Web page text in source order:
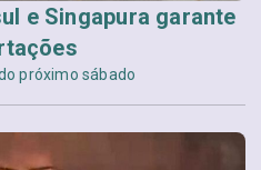
e Singapura garante
próximo sábado